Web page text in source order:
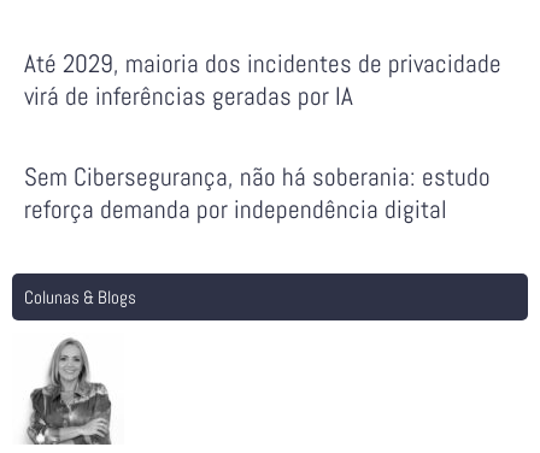
Até 2029, maioria dos incidentes de privacidade
virá de inferências geradas por IA
Sem Cibersegurança, não há soberania: estudo
reforça demanda por independência digital
Colunas & Blogs